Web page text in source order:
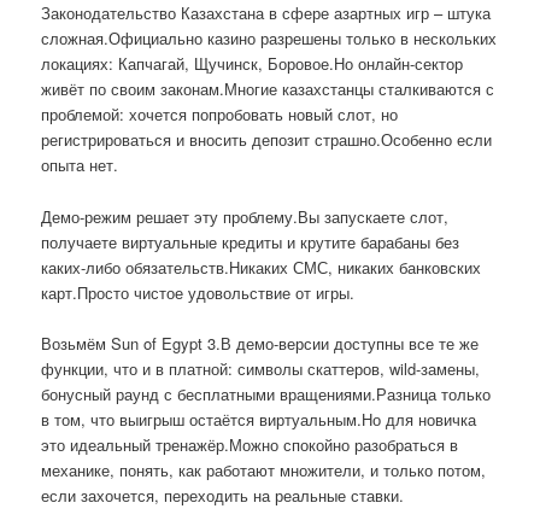
Законодательство Казахстана в сфере азартных игр – штука
сложная.Официально казино разрешены только в нескольких
локациях: Капчагай, Щучинск, Боровое.Но онлайн-сектор
живёт по своим законам.Многие казахстанцы сталкиваются с
проблемой: хочется попробовать новый слот, но
регистрироваться и вносить депозит страшно.Особенно если
опыта нет.
Демо-режим решает эту проблему.Вы запускаете слот,
получаете виртуальные кредиты и крутите барабаны без
каких-либо обязательств.Никаких СМС, никаких банковских
карт.Просто чистое удовольствие от игры.
Возьмём Sun of Egypt 3.В демо-версии доступны все те же
функции, что и в платной: символы скаттеров, wild-замены,
бонусный раунд с бесплатными вращениями.Разница только
в том, что выигрыш остаётся виртуальным.Но для новичка
это идеальный тренажёр.Можно спокойно разобраться в
механике, понять, как работают множители, и только потом,
если захочется, переходить на реальные ставки.